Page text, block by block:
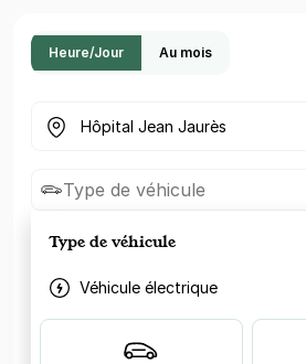
Heure/Jour Au mois
Où cherchez-vous un parking ?
Type de véhicule
Type de véhicule
Véhicule électrique